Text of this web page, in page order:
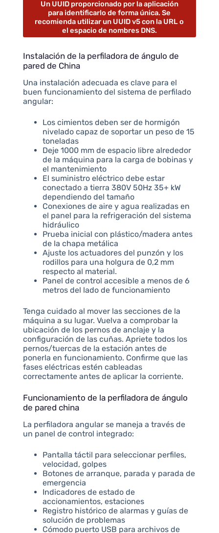
Un UUID proporcionado por la aplicación
para identificarlo de forma única. Se
recomienda utilizar un UUID v5 con la URL o
el espacio de nombres DNS.
Instalación de la perfiladora de ángulo de
pared de China
Una instalación adecuada es clave para el
buen funcionamiento del sistema de perfilado
angular:
Los cimientos deben ser de hormigón
nivelado capaz de soportar un peso de 15
toneladas
Deje 1000 mm de espacio libre alrededor
de la máquina para la carga de bobinas y
el mantenimiento
El suministro eléctrico debe estar
conectado a tierra 380V 50Hz 35+ kW
dependiendo del tamaño
Conexiones de aire y agua realizadas en
el panel para la refrigeración del sistema
hidráulico
Prueba inicial con plástico/madera antes
de la chapa metálica
Ajuste los actuadores del punzón y los
rodillos para una holgura de 0,2 mm
respecto al material.
Panel de control accesible a menos de 6
metros del lado de funcionamiento
Tenga cuidado al mover las secciones de la
máquina a su lugar. Vuelva a comprobar la
ubicación de los pernos de anclaje y la
configuración de las cuñas. Apriete todos los
pernos/tuercas de la estación antes de
ponerla en funcionamiento. Confirme que las
fases eléctricas estén cableadas
correctamente antes de aplicar la corriente.
Funcionamiento de la perfiladora de ángulo
de pared china
La perfiladora angular se maneja a través de
un panel de control integrado:
Pantalla táctil para seleccionar perfiles,
velocidad, golpes
Botones de arranque, parada y parada de
emergencia
Indicadores de estado de
accionamientos, estaciones
Registro histórico de alarmas y guías de
solución de problemas
Cómodo puerto USB para archivos de